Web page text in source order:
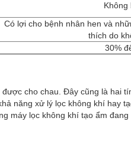
Không
Có lợi cho bệnh nhân hen và
thích do
30%
cho chau. Đây cũng là hai
năng xử lý lọc không khí hay
máy lọc không khí tạo ẩm